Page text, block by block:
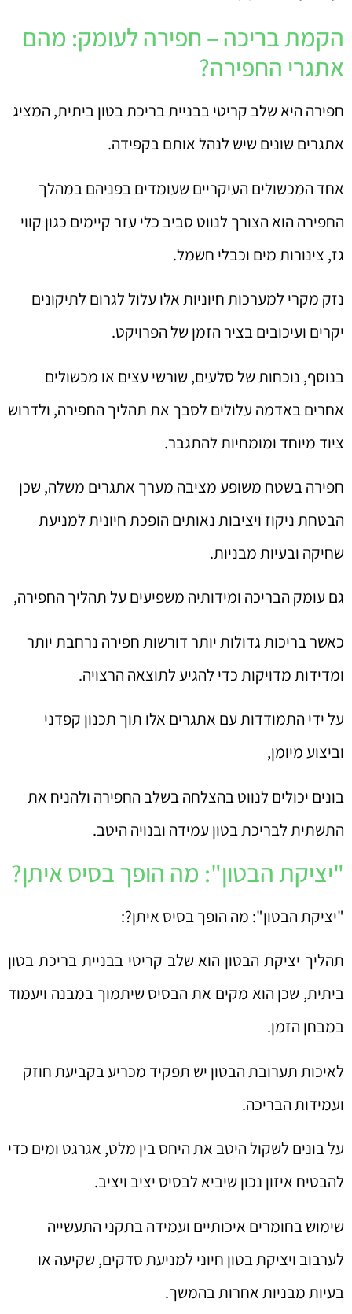
הקמת בריכה – חפירה לעומק: מהם
אתגרי החפירה?
חפירה היא שלב קריטי בבניית בריכת בטון ביתית, המציג
אתגרים שונים שיש לנהל אותם בקפידה.
אחד המכשולים העיקריים שעומדים בפניהם במהלך
החפירה הוא הצורך לנווט סביב כלי עזר קיימים כגון קווי
גז, צינורות מים וכבלי חשמל.
נזק מקרי למערכות חיוניות אלו עלול לגרום לתיקונים
יקרים ועיכובים בציר הזמן של הפרויקט.
בנוסף, נוכחות של סלעים, שורשי עצים או מכשולים
אחרים באדמה עלולים לסבך את תהליך החפירה, ולדרוש
ציוד מיוחד ומומחיות להתגבר.
חפירה בשטח משופע מציבה מערך אתגרים משלה, שכן
הבטחת ניקוז ויציבות נאותים הופכת חיונית למניעת
שחיקה ובעיות מבניות.
גם עומק הבריכה ומידותיה משפיעים על תהליך החפירה,
כאשר בריכות גדולות יותר דורשות חפירה נרחבת יותר
ומדידות מדויקות כדי להגיע לתוצאה הרצויה.
על ידי התמודדות עם אתגרים אלו תוך תכנון קפדני
וביצוע מיומן,
בונים יכולים לנווט בהצלחה בשלב החפירה ולהניח את
התשתית לבריכת בטון עמידה ובנויה היטב.
"יציקת הבטון": מה הופך בסיס איתן?
"יציקת הבטון": מה הופך בסיס איתן?:
תהליך יציקת הבטון הוא שלב קריטי בבניית בריכת בטון
ביתית, שכן הוא מקים את הבסיס שיתמוך במבנה ויעמוד
במבחן הזמן.
לאיכות תערובת הבטון יש תפקיד מכריע בקביעת חוזק
ועמידות הבריכה.
על בונים לשקול היטב את היחס בין מלט, אגרגט ומים כדי
להבטיח איזון נכון שיביא לבסיס יציב ויציב.
שימוש בחומרים איכותיים ועמידה בתקני התעשייה
לערבוב ויציקת בטון חיוני למניעת סדקים, שקיעה או
בעיות מבניות אחרות בהמשך.